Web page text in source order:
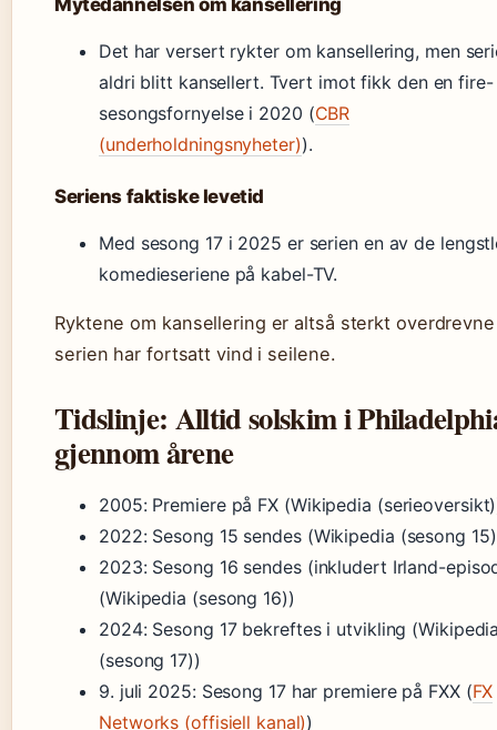
Mytedannelsen om kansellering
Det har versert rykter om kansellering, men
aldri blitt kansellert. Tvert imot fikk den en fire-
sesongsfornyelse i 2020 (CBR
(underholdningsnyheter)).
Seriens faktiske levetid
Med sesong 17 i 2025 er serien en av de
komedieseriene på kabel-TV.
Ryktene om kansellering er altså sterkt overdrevne
serien har fortsatt vind i seilene.
Tidslinje: Alltid solskim i
gjennom årene
2005: Premiere på FX (Wikipedia
2022: Sesong 15 sendes (Wikipedia (sesong
2023: Sesong 16 sendes (inkludert Irland-
(Wikipedia (sesong 16))
2024: Sesong 17 bekreftes i utvikling
(sesong 17))
9. juli 2025: Sesong 17 har premiere på FXX (FX
Networks (offisiell kanal))